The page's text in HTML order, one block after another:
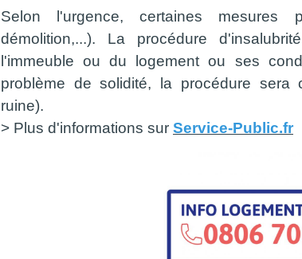
Selon l'urgence, certaines mesures
démolition,...). La procédure
l'immeuble ou du logement ou ses
problème de solidité, la procédure sera
ruine).
> Plus d'informations sur Service-Public.fr